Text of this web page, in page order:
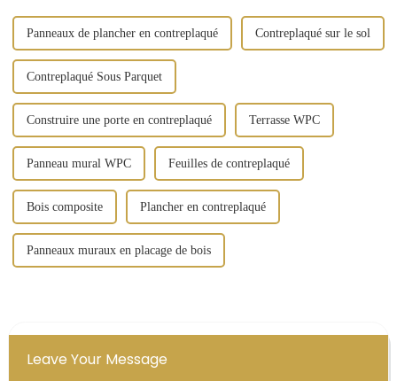
Panneaux de plancher en contreplaqué Contreplaqué sur le sol
Contreplaqué Sous Parquet
Construire une porte en contreplaqué Terrasse WPC
Panneau mural WPC Feuilles de contreplaqué
Bois composite Plancher en contreplaqué
Panneaux muraux en placage de bois
Leave Your Message